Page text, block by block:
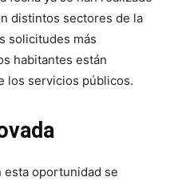
distintos sectores de la
solicitudes más
habitantes están
los servicios públicos.
esta oportunidad se